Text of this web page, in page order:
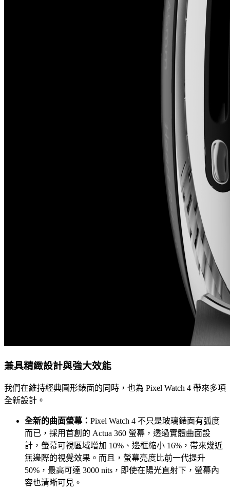
兼具精緻設計與強大效能
我們在維持經典圓形錶面的同時，也為 Pixel Watch 4 帶來多項
全新設計。
全新的曲面螢幕： Pixel Watch 4 不只是玻璃錶面有弧度
而已，採用首創的 Actua 360 螢幕，透過實體曲面設
計，螢幕可視區域增加 10%、邊框縮小 16%，帶來幾近
無邊際的視覺效果。而且，螢幕亮度比前一代提升
50%，最高可達 3000 nits，即使在陽光直射下，螢幕內
容也清晰可見。